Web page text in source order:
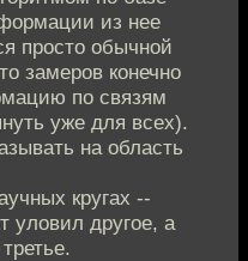
из нее
просто обычной
замеров конечно
по связям
уже для всех).
на область
кругах --
уловил другое, а